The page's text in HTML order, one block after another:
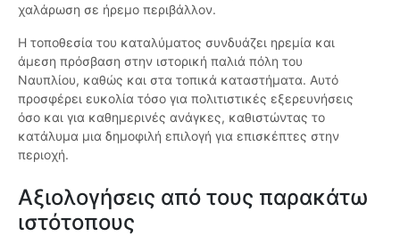
χαλάρωση σε ήρεμο περιβάλλον.
Η τοποθεσία του καταλύματος συνδυάζει ηρεμία και
άμεση πρόσβαση στην ιστορική παλιά πόλη του
Ναυπλίου, καθώς και στα τοπικά καταστήματα. Αυτό
προσφέρει ευκολία τόσο για πολιτιστικές εξερευνήσεις
όσο και για καθημερινές ανάγκες, καθιστώντας το
κατάλυμα μια δημοφιλή επιλογή για επισκέπτες στην
περιοχή.
Αξιολογήσεις από τους παρακάτω
ιστότοπους